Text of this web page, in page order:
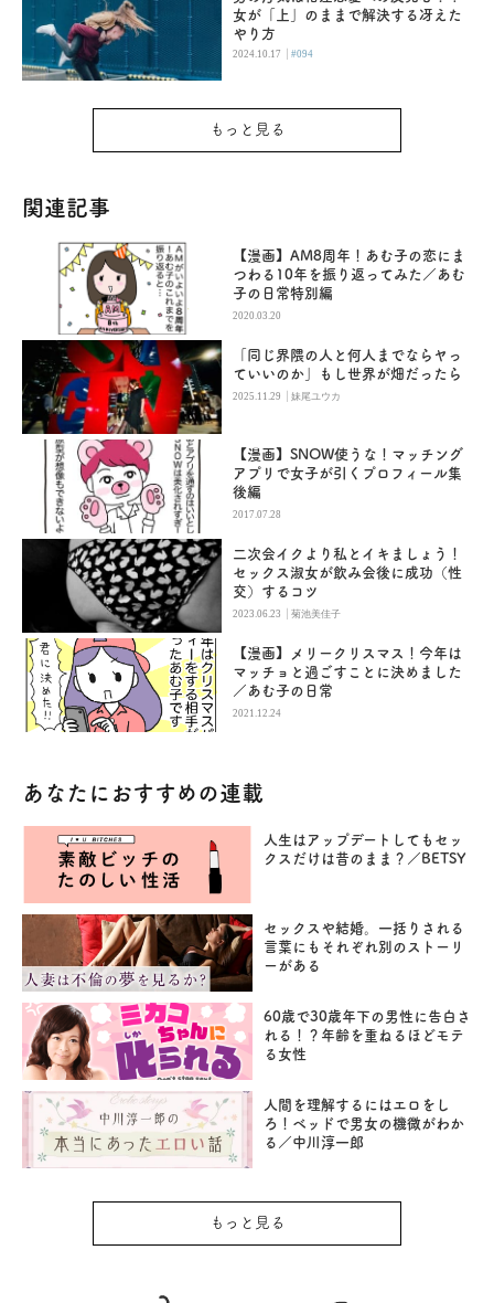
女が「上」のままで解決する冴えた
やり方
2024.10.17 |#094
もっと見る
関連記事
【漫画】AM8周年！あむ子の恋にま
つわる10年を振り返ってみた／あむ
子の日常特別編
2020.03.20
「同じ界隈の人と何人までならヤっ
ていいのか」もし世界が畑だったら
2025.11.29 |妹尾ユウカ
【漫画】SNOW使うな！マッチング
アプリで女子が引くプロフィール集
後編
2017.07.28
二次会イクより私とイキましょう！
セックス淑女が飲み会後に成功（性
交）するコツ
2023.06.23 |菊池美佳子
【漫画】メリークリスマス！今年は
マッチョと過ごすことに決めました
／あむ子の日常
2021.12.24
あなたにおすすめの連載
人生はアップデートしてもセッ
クスだけは昔のまま？／BETSY
セックスや結婚。一括りされる
言葉にもそれぞれ別のストーリ
ーがある
60歳で30歳年下の男性に告白さ
れる！？年齢を重ねるほどモテ
る女性
人間を理解するにはエロをし
ろ！ベッドで男女の機微がわか
る／中川淳一郎
もっと見る